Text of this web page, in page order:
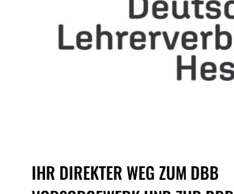
IHR DIREKTER WEG ZUM DBB